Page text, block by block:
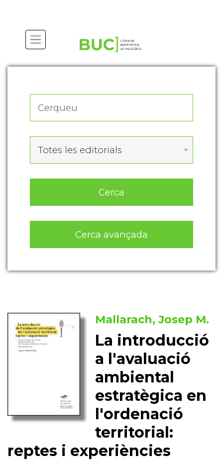
Totes les editorials
Cerca
Cerca avançada
Mallarach, Josep M.
La introducció
a l'avaluació
ambiental
estratègica en
l'ordenació
territorial:
reptes i experiències